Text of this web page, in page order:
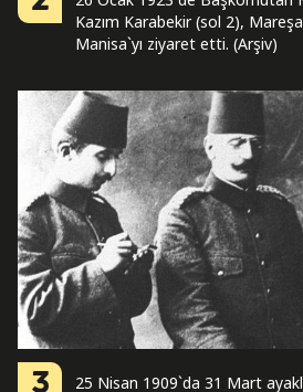
Kazım Karabekir (sol 2),
Manisa`yı ziyaret etti. (Arşiv)
3
25 Nisan 1909`da 31 Mart